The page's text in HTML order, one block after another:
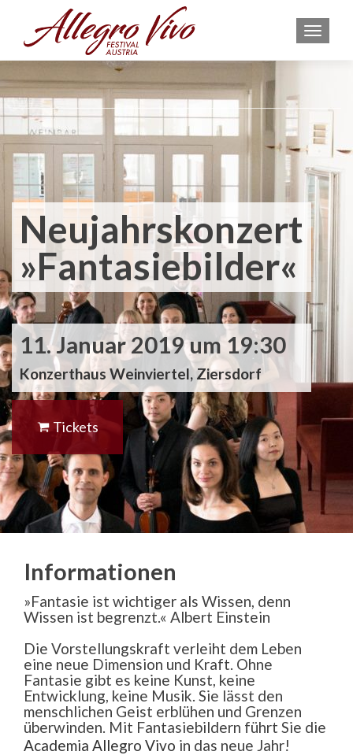
Neujahrskonzert
»Fantasiebilder«
11. Januar 2019 um 19:30
Konzerthaus Weinviertel, Ziersdorf
Tickets
Informationen
»Fantasie ist wichtiger als Wissen, denn
Wissen ist begrenzt.« Albert Einstein
Die Vorstellungskraft verleiht dem Leben
eine neue Dimension und Kraft. Ohne
Fantasie gibt es keine Kunst, keine
Entwicklung, keine Musik. Sie lässt den
menschlichen Geist erblühen und Grenzen
überwinden. Mit Fantasiebildern führt Sie die
Academia Allegro Vivo in das neue Jahr!